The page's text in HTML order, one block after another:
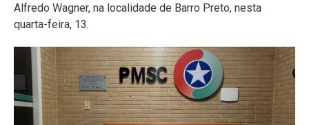
Alfredo Wagner, na localidade de Barro Preto, nesta
quarta-feira, 13.